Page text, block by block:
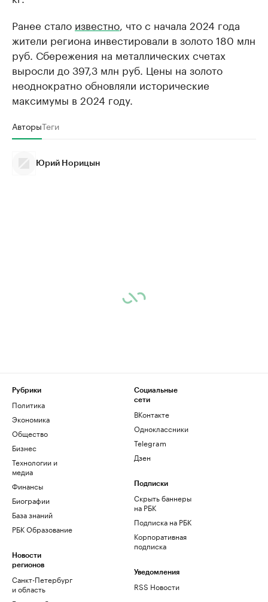
Ранее стало известно, что с начала 2024 года
жители региона инвестировали в золото 180 млн
руб. Сбережения на металлических счетах
выросли до 397,3 млн руб. Цены на золото
неоднократно обновляли исторические
максимумы в 2024 году.
АвторыТеги
Юрий Норицын
Рубрики
Политика
Экономика
Общество
Бизнес
Технологии и
медиа
Финансы
Биографии
База знаний
РБК Образование
Новости
регионов
Санкт-Петербург
и область
Социальные
сети
ВКонтакте
Одноклассники
Telegram
Дзен
Подписки
Скрыть баннеры
на РБК
Подписка на РБК
Корпоративная
подписка
Уведомления
RSS Новости